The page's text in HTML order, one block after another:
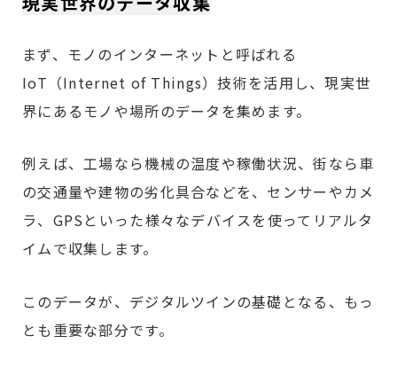
まず、モノのインターネットと呼ばれる
IoT（Internet of Things）技術を活用し、現実世
界にあるモノや場所のデータを集めます。
例えば、工場なら機械の温度や稼働状況、街なら車
の交通量や建物の劣化具合などを、センサーやカメ
ラ、GPSといった様々なデバイスを使ってリアルタ
イムで収集します。
このデータが、デジタルツインの基礎となる、もっ
とも重要な部分です。